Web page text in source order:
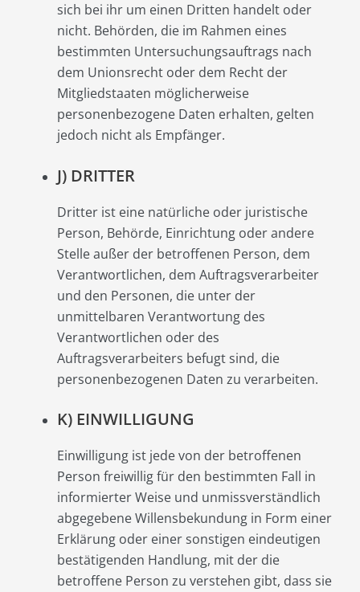
sich bei ihr um einen Dritten handelt oder
nicht. Behörden, die im Rahmen eines
bestimmten Untersuchungsauftrags nach
dem Unionsrecht oder dem Recht der
Mitgliedstaaten möglicherweise
personenbezogene Daten erhalten, gelten
jedoch nicht als Empfänger.
J) DRITTER
Dritter ist eine natürliche oder juristische
Person, Behörde, Einrichtung oder andere
Stelle außer der betroffenen Person, dem
Verantwortlichen, dem Auftragsverarbeiter
und den Personen, die unter der
unmittelbaren Verantwortung des
Verantwortlichen oder des
Auftragsverarbeiters befugt sind, die
personenbezogenen Daten zu verarbeiten.
K) EINWILLIGUNG
Einwilligung ist jede von der betroffenen
Person freiwillig für den bestimmten Fall in
informierter Weise und unmissverständlich
abgegebene Willensbekundung in Form einer
Erklärung oder einer sonstigen eindeutigen
bestätigenden Handlung, mit der die
betroffene Person zu verstehen gibt, dass sie